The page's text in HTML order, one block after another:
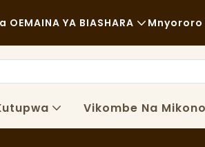
OEMAINA YA BIASHARA
Chakula Cha Haraka
Mnyororo
Malighafi
Vikombe Na